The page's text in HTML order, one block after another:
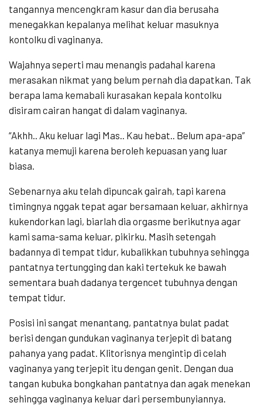
tangannya mencengkram kasur dan dia berusaha
menegakkan kepalanya melihat keluar masuknya
kontolku di vaginanya.
Wajahnya seperti mau menangis padahal karena
merasakan nikmat yang belum pernah dia dapatkan. Tak
berapa lama kemabali kurasakan kepala kontolku
disiram cairan hangat di dalam vaginanya.
“Akhh.. Aku keluar lagi Mas.. Kau hebat.. Belum apa-apa”
katanya memuji karena beroleh kepuasan yang luar
biasa.
Sebenarnya aku telah dipuncak gairah, tapi karena
timingnya nggak tepat agar bersamaan keluar, akhirnya
kukendorkan lagi, biarlah dia orgasme berikutnya agar
kami sama-sama keluar, pikirku. Masih setengah
badannya di tempat tidur, kubalikkan tubuhnya sehingga
pantatnya tertungging dan kaki tertekuk ke bawah
sementara buah dadanya tergencet tubuhnya dengan
tempat tidur.
Posisi ini sangat menantang, pantatnya bulat padat
berisi dengan gundukan vaginanya terjepit di batang
pahanya yang padat. Klitorisnya mengintip di celah
vaginanya yang terjepit itu dengan genit. Dengan dua
tangan kubuka bongkahan pantatnya dan agak menekan
sehingga vaginanya keluar dari persembunyiannya.